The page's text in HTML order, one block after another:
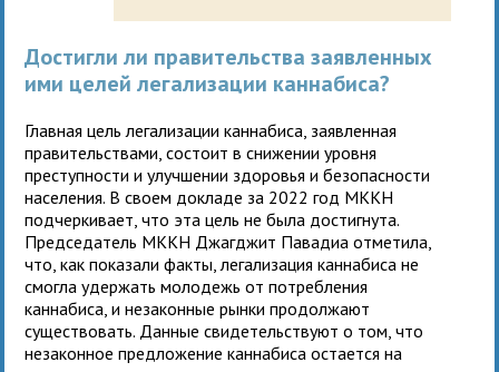
Достигли ли правительства заявленных
ими целей легализации каннабиса?
Главная цель легализации каннабиса, заявленная
правительствами, состоит в снижении уровня
преступности и улучшении здоровья и безопасности
населения. В своем докладе за 2022 год МККН
подчеркивает, что эта цель не была достигнута.
Председатель МККН Джагджит Павадиа отметила,
что, как показали факты, легализация каннабиса не
смогла удержать молодежь от потребления
каннабиса, и незаконные рынки продолжают
существовать. Данные свидетельствуют о том, что
незаконное предложение каннабиса остается на